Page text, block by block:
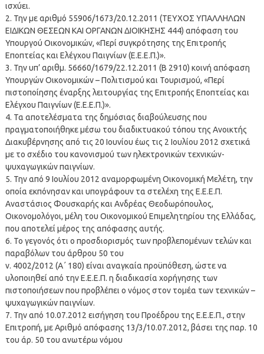
ισχύει.
2. Την με αριθμό 55906/1673/20.12.2011 (ΤΕΥΧΟΣ ΥΠΑΛΛΗΛΩΝ
ΕΙΔΙΚΩΝ ΘΕΣΕΩΝ ΚΑΙ ΟΡΓΑΝΩΝ ΔΙΟΙΚΗΣΗΣ 444) απόφαση του
Υπουργού Οικονομικών, «Περί συγκρότησης της Επιτροπής
Εποπτείας και Ελέγχου Παιγνίων (Ε.Ε.Ε.Π.)».
3. Την υπ’ αριθμ. 56660/1679/22.12.2011 (Β 2910) κοινή απόφαση
Υπουργών Οικονομικών – Πολιτισμού και Τουρισμού, «Περί
πιστοποίησης έναρξης λειτουργίας της Επιτροπής Εποπτείας και
Ελέγχου Παιγνίων (Ε.Ε.Ε.Π.)».
4. Τα αποτελέσματα της δημόσιας διαβούλευσης που
πραγματοποιήθηκε μέσω του διαδικτυακού τόπου της Ανοικτής
Διακυβέρνησης από τις 20 Ιουνίου έως τις 2 Ιουλίου 2012 σχετικά
με το σχέδιο του κανονισμού των ηλεκτρονικών τεχνικών-
ψυχαγωγικών παιγνίων.
5. Την από 9 Ιουλίου 2012 αναμορφωμένη Οικονομική Μελέτη, την
οποία εκπόνησαν και υπογράφουν τα στελέχη της Ε.Ε.Ε.Π.
Αναστάσιος Φουσκαρής και Ανδρέας Θεοδωρόπουλος,
Οικονομολόγοι, μέλη του Οικονομικού Επιμελητηρίου της Ελλάδας,
που αποτελεί μέρος της απόφασης αυτής.
6. Το γεγονός ότι ο προσδιορισμός των προβλεπομένων τελών και
παραβόλων του άρθρου 50 του
ν. 4002/2012 (Α΄ 180) είναι αναγκαία προϋπόθεση, ώστε να
υλοποιηθεί από την Ε.Ε.Ε.Π. η διαδικασία χορήγησης των
πιστοποιήσεων που προβλέπει ο νόμος στον τομέα των τεχνικών –
ψυχαγωγικών παιγνίων.
7. Την από 10.07.2012 εισήγηση του Προέδρου της Ε.Ε.Ε.Π., στην
Επιτροπή, με Αριθμό απόφασης 13/3/10.07.2012, βάσει της παρ. 10
του άρ. 50 του ανωτέρω νόμου